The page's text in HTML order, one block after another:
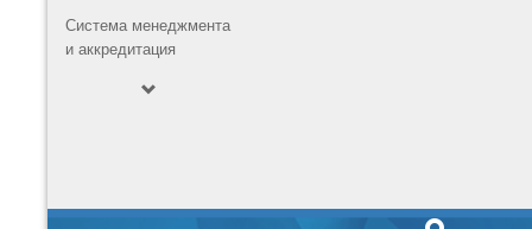
Система менеджмента
и аккредитация